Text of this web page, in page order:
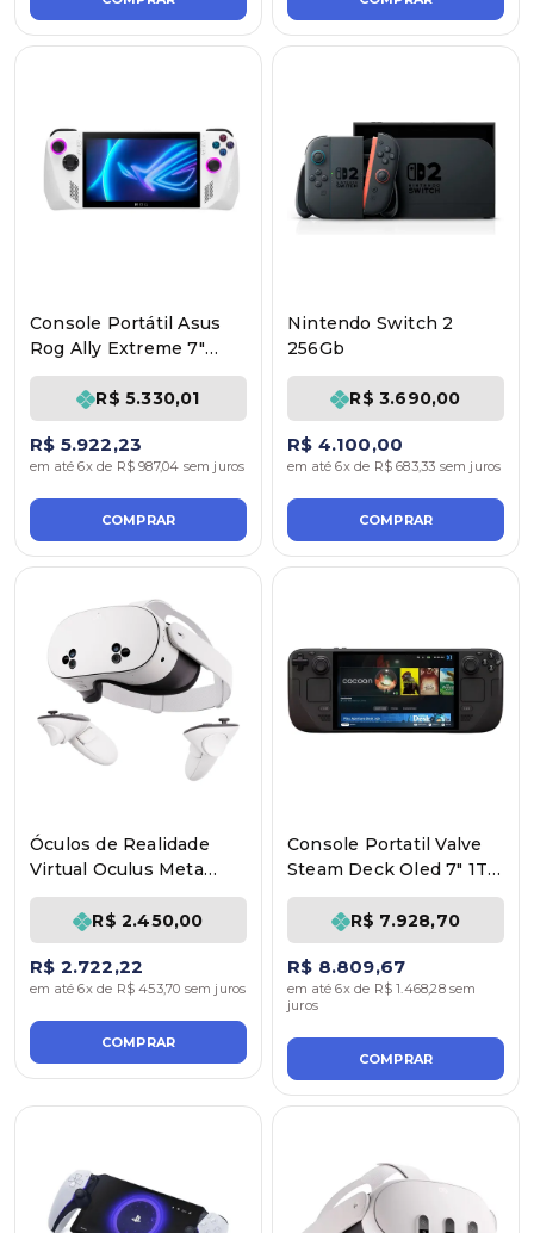
Console Portátil Asus
Rog Ally Extreme 7"
AMD Ryzen Z1 512GB -
Branco
R$ 5.922,23
R$ 5.330,01
em até 6x de R$ 987,04 sem juros
COMPRAR
Nintendo Switch 2
256Gb
R$ 4.100,00
R$ 3.690,00
em até 6x de R$ 683,33 sem juros
COMPRAR
Óculos de Realidade
Virtual Oculus Meta
Quest 3S 128GB
R$ 2.722,22
R$ 2.450,00
em até 6x de R$ 453,70 sem juros
COMPRAR
Console Portatil Valve
Steam Deck Oled 7" 1Tb
16GB Ram
R$ 8.809,67
R$ 7.928,70
em até 6x de R$ 1.468,28 sem
juros
COMPRAR